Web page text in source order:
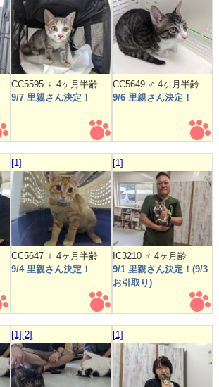
CC5595 ♀ 4ヶ月半齢
9/7 里親さん決定！
CC5649 ♂ 4ヶ月半齢
9/6 里親さん決定！
[1]
CC5647 ♀ 4ヶ月半齢
9/4 里親さん決定！
[1]
IC3210 ♂ 4ヶ月齢
9/1 里親さん決定！(9/3
お引取り)
[1] [2] [1]